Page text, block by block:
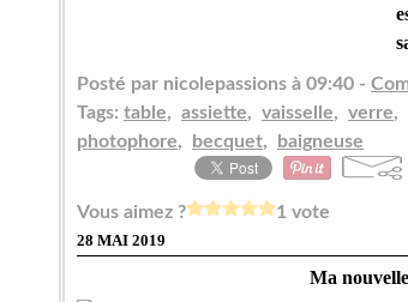
Posté par nicolepassions à 09:40 -
Tags: table, assiette, vaisselle, verre,
photophore, becquet, baigneuse
Vous aimez ? 1 vote
28 MAI 2019
Ma